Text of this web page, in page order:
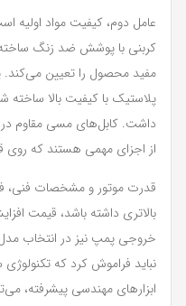
عامل دوم، کیفیت مواد اولیه
کربنی با پوشش ضد زنگ
مفید محصول را تعیین می‌کند.
پلاستیک با کیفیت بالا
داشت. کابل‌های مسی مقاوم در
از اجزای مهمی هستند که روی
قدرت موتور و مشخصات فنی،
بالاتری داشته باشد، قیمت
خروجی پمپ نیز در انتخاب
نباید فراموش کرد که
ابزارهای مهندسی پیشرفته،